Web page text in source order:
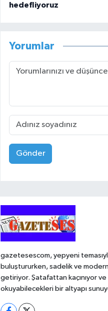
hedefliyoruz
Yorumlar
Gönder
gazetesescom, yepyeni
buluştururken, sadelik ve
getiriyor. Şatafattan kaçınıyor
okuyabilecekleri bir altyapı